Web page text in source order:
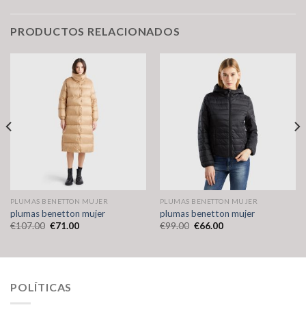
PRODUCTOS RELACIONADOS
PLUMAS BENETTON MUJER
plumas benetton mujer
€107.00 €71.00
PLUMAS BENETTON MUJER
plumas benetton mujer
€99.00 €66.00
POLÍTICAS